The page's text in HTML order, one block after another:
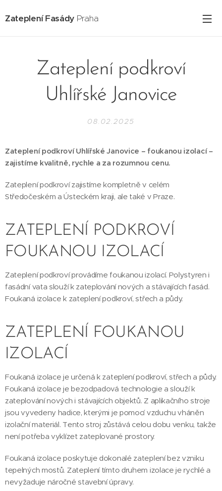
Zateplení Fasády Praha
Zateplení podkroví
Uhlířské Janovice
08.02.2025
Zateplení podkroví Uhlířské Janovice – foukanou izolací –
zajistíme kvalitně, rychle a za rozumnou cenu.
Zateplení podkroví zajistíme kompletně v celém
Středočeském a Ústeckém kraji, ale také v Praze.
ZATEPLENÍ PODKROVÍ
FOUKANOU IZOLACÍ
Zateplení podkroví provádíme foukanou izolací. Polystyren i
fasádní vata slouží k zateplování nových a stávajících fasád.
Foukaná izolace k zateplení podkroví, střech a půdy.
ZATEPLENÍ FOUKANOU
IZOLACÍ
Foukaná izolace je určená k zateplení podkroví, střech a půdy.
Foukaná izolace je bezodpadová technologie a slouží k
zateplování nových i stávajících objektů. Z aplikačního stroje
jsou vyvedeny hadice, kterými je pomocí vzduchu vháněn
izolační materiál. Tento stroj zůstává celou dobu venku, takže
není potřeba vyklízet zateplované prostory.
Foukaná izolace poskytuje dokonalé zateplení bez vzniku
tepelných mostů. Zateplení tímto druhem izolace je rychlé a
nevyžaduje náročné stavební úpravy.